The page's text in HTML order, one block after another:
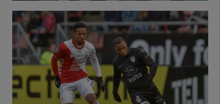
HERTEL
Natuurgras
Wedstrijd
Heracles